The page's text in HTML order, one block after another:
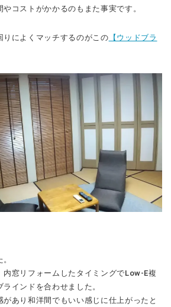
コストがかかるのもまた事実です。
りによくマッチするのがこの 【ウッドブラ
内窓リフォームしたタイミングでLow-E複
インドを合わせました。
があり和洋間でもいい感じに仕上がったと